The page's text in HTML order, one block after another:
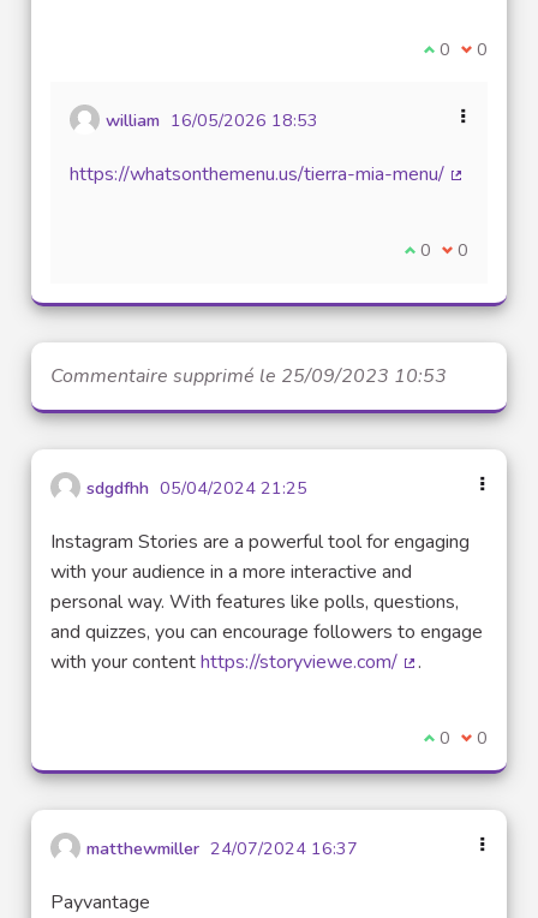
Je suis
0 Je ne
0
william 16/05/2026 18:53
https://whatsonthemenu.us/tierra-mia-menu/
Je suis d'accord
0 Je ne suis
0
Commentaire supprimé le 25/09/2023 10:53
sdgdfhh 05/04/2024 21:25
Instagram Stories are a powerful tool for engaging
with your audience in a more interactive and
personal way. With features like polls, questions,
and quizzes, you can encourage followers to engage
with your contenthttps://storyviewe.com/ .
Je suis
0 Je ne
0
matthewmiller 24/07/2024 16:37
Payvantage